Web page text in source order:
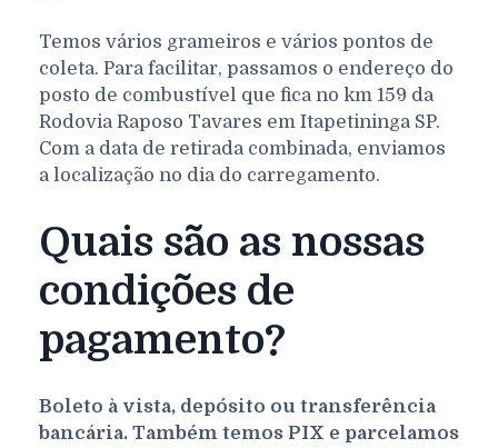
Temos vários grameiros e vários pontos de
coleta. Para facilitar, passamos o endereço do
posto de combustível que fica no km 159 da
Rodovia Raposo Tavares em Itapetininga SP.
Com a data de retirada combinada, enviamos
a localização no dia do carregamento.
Quais são as nossas
condições de
pagamento?
Boleto à vista, depósito ou transferência
bancária. Também temos PIX e parcelamos